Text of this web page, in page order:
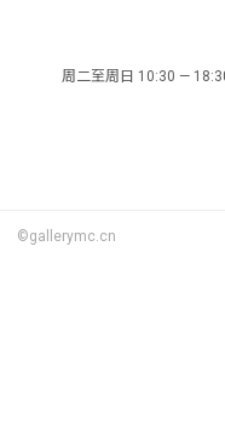
周二至周日 10:30 —
©gallerymc.cn